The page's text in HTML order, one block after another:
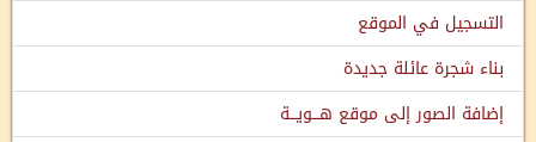
التسجيل في الموقع
بناء شجرة عائلة جديدة
إضافة الصور إلى موقع هـــويـــة